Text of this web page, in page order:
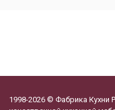
1998-2026 © Фабрика